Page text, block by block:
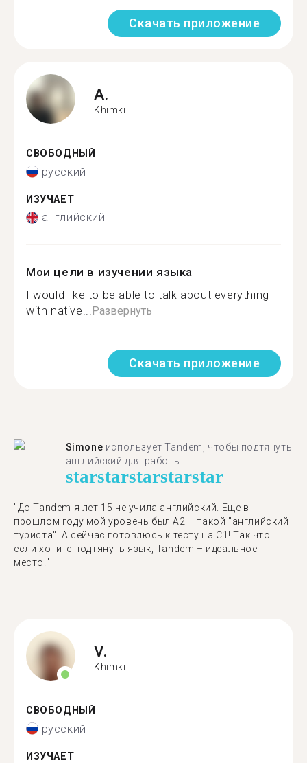
Скачать приложение
A.
Khimki
СВОБОДНЫЙ
русский
ИЗУЧАЕТ
английский
Мои цели в изучении языка
I would like to be able to talk about everything
with native...Развернуть
Скачать приложение
Simone использует Tandem, чтобы подтянуть
английский для работы.
starstarstarstarstar
"До Tandem я лет 15 не учила английский. Еще в
прошлом году мой уровень был A2 – такой "английский
туриста". А сейчас готовлюсь к тесту на C1! Так что
если хотите подтянуть язык, Tandem – идеальное
место."
V.
Khimki
СВОБОДНЫЙ
русский
ИЗУЧАЕТ